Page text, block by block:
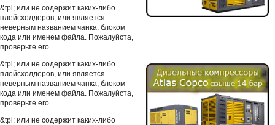
&tpl; или не содержит каких-либо
плейсхолдеров, или является
неверным названием чанка, блоком
кода или именем файла. Пожалуйста,
проверьте его.
&tpl; или не содержит каких-либо
плейсхолдеров, или является
неверным названием чанка, блоком
кода или именем файла. Пожалуйста,
проверьте его.
&tpl; или не содержит каких-либо